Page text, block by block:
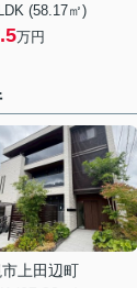
(58.17㎡)
万円
上田辺町